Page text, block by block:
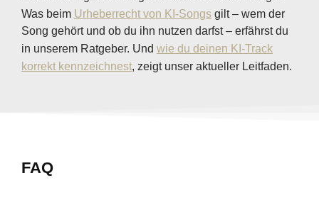
Was beim Urheberrecht von KI-Songs gilt – wem der
Song gehört und ob du ihn nutzen darfst – erfährst du
in unserem Ratgeber. Und wie du deinen KI-Track
korrekt kennzeichnest, zeigt unser aktueller Leitfaden.
FAQ